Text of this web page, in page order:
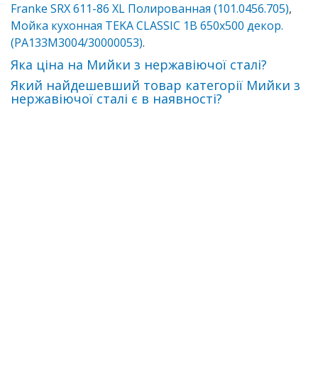
Franke SRX 611-86 XL Полированная (101.0456.705),
Мойка кухонная TEKA CLASSIC 1B 650х500 декор.
(PA133M3004/30000053).
Яка ціна на Мийки з нержавіючої сталі?
Який найдешевший товар категорії Мийки з
нержавіючої сталі є в наявності?